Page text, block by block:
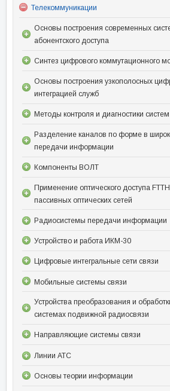
Телекоммуникации
Основы построения современных
абонентского доступа
Синтез цифрового коммутационного
Основы построения узкополосных
интеграцией служб
Методы контроля и диагностики
Разделение каналов по форме в
передачи информации
Компоненты ВОЛТ
Применение оптического доступа
пассивных оптических сетей
Радиосистемы передачи информации
Устройство и работа ИКМ-30
Цифровые интегральные сети связи
Мобильные системы связи
Устройства преобразования и
системах подвижной радиосвязи
Направляющие системы связи
Линии АТС
Основы теории информации